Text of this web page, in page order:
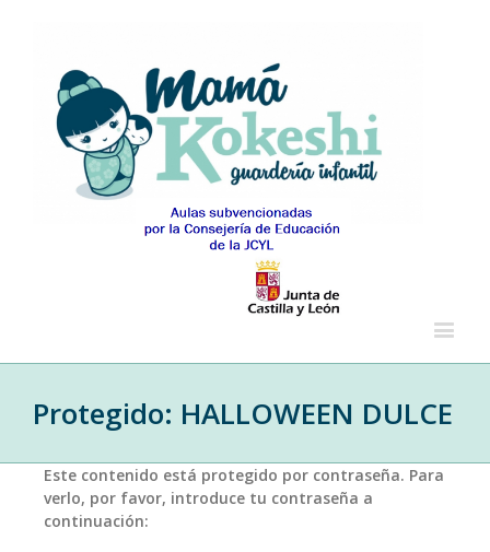
Protegido: HALLOWEEN DULCE
Este contenido está protegido por contraseña. Para
verlo, por favor, introduce tu contraseña a
continuación: